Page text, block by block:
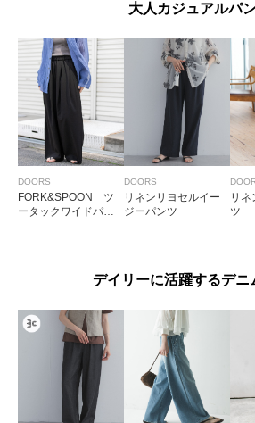
大人カジュアルパ
DOORS
FORK&SPOON ツ
ータックワイドパン
DOORS
リネンリヨセルイー
ジーパンツ
リネ
ツ
デイリーに活躍するデニ